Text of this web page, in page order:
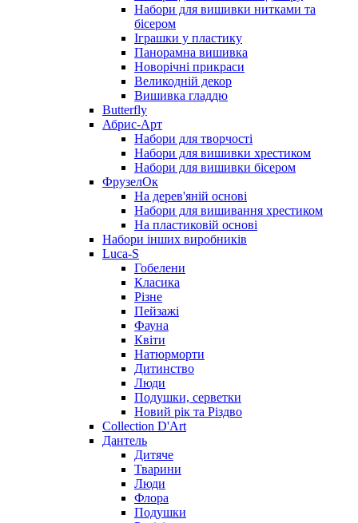
Набори для вишивки нитками та
бісером
Іграшки у пластику
Панорамна вишивка
Новорічні прикраси
Великодній декор
Вишивка гладдю
Butterfly
Абрис-Арт
Набори для творчості
Набори для вишивки хрестиком
Набори для вишивки бісером
ФрузелОк
На дерев'яній основі
Набори для вишивання хрестиком
На пластиковій основі
Набори інших виробників
Luca-S
Гобелени
Класика
Різне
Пейзажі
Фауна
Квіти
Натюрморти
Дитинство
Люди
Подушки, серветки
Новий рік та Різдво
Collection D'Art
Дантель
Дитяче
Тварини
Люди
Флора
Подушки